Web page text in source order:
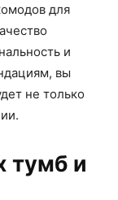
для
и
вы
не только
тумб и